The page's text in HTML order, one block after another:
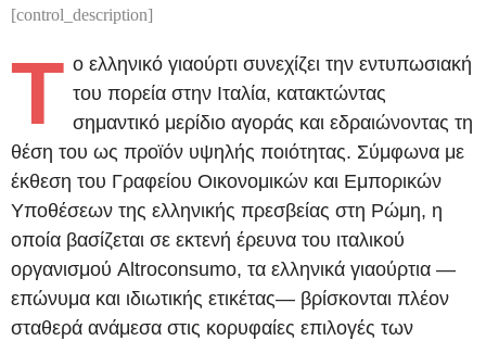
[control_description]
Τ ο ελληνικό γιαούρτι συνεχίζει την εντυπωσιακή
του πορεία στην Ιταλία, κατακτώντας
σημαντικό μερίδιο αγοράς και εδραιώνοντας τη
θέση του ως προϊόν υψηλής ποιότητας. Σύμφωνα με
έκθεση του Γραφείου Οικονομικών και Εμπορικών
Υποθέσεων της ελληνικής πρεσβείας στη Ρώμη, η
οποία βασίζεται σε εκτενή έρευνα του ιταλικού
οργανισμού Altroconsumo, τα ελληνικά γιαούρτια —
επώνυμα και ιδιωτικής ετικέτας— βρίσκονται πλέον
σταθερά ανάμεσα στις κορυφαίες επιλογές των